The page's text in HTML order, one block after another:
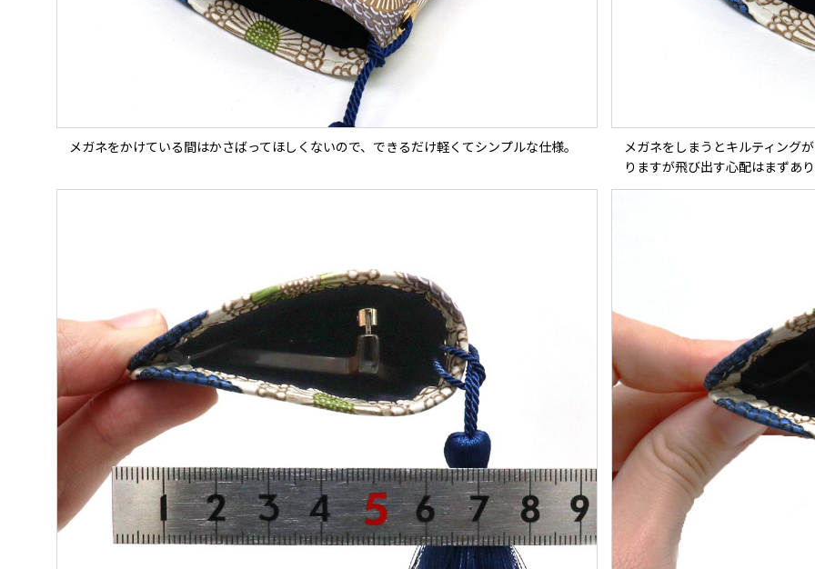
メガネをかけている間はかさばってほしくないので、できるだけ軽くてシンプルな仕様。
メガネをしまうとキルティング
りますが飛び出す心配はまずあ